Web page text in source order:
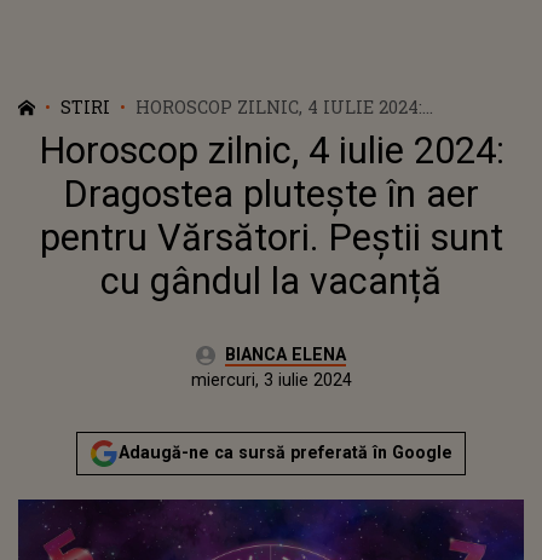
STIRI
HOROSCOP ZILNIC, 4 IULIE 2024:
DRAGOSTEA PLUTEȘTE ÎN AER PENTRU
VĂRSĂTORI. PEȘTII SUNT CU GÂNDUL LA
VACANȚĂ
Horoscop zilnic, 4 iulie 2024:
Dragostea plutește în aer
pentru Vărsători. Peștii sunt
cu gândul la vacanță
Autor:BIANCA ELENA
Publicat:
miercuri, 3 iulie 2024
Adaugă-ne ca sursă preferată în Google